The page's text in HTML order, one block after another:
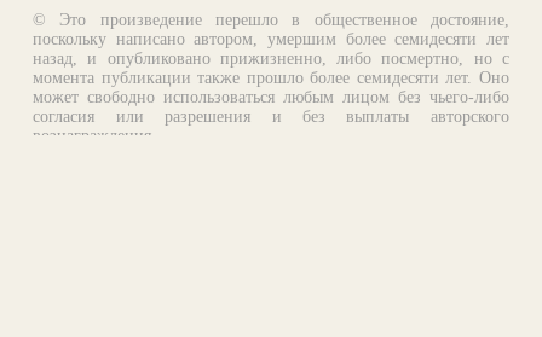
© Это произведение перешло в общественное достояние,
поскольку написано автором, умершим более семидесяти лет
назад, и опубликовано прижизненно, либо посмертно, но с
момента публикации также прошло более семидесяти лет. Оно
может свободно использоваться любым лицом без чьего-либо
согласия или разрешения и без выплаты авторского
вознаграждения.